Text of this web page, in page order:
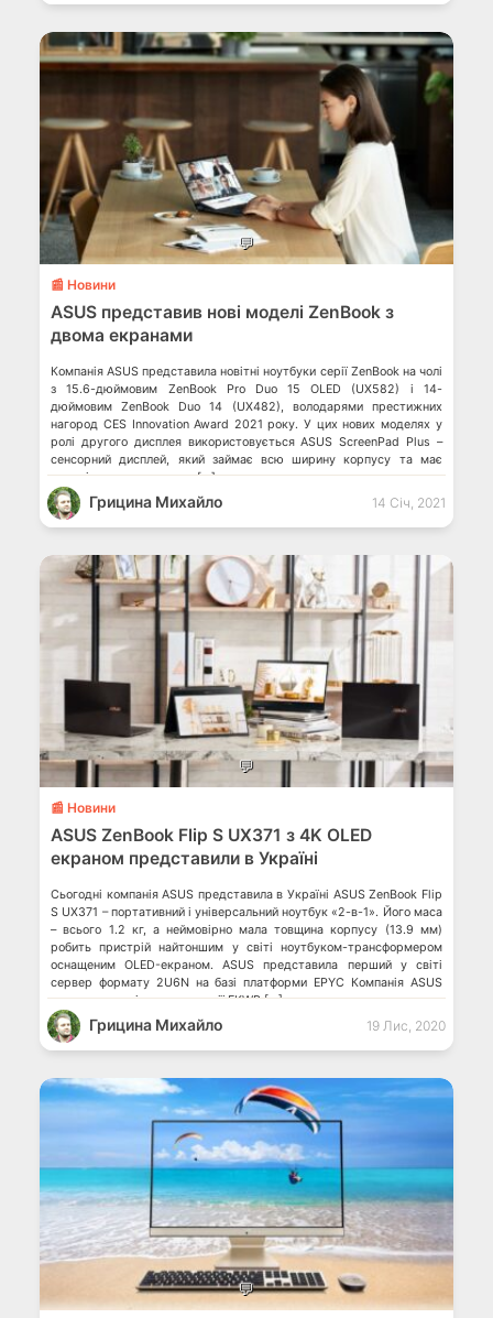
💬
📰 Новини
ASUS представив нові моделі ZenBook з
двома екранами
Компанія ASUS представила новітні ноутбуки серії ZenBook на чолі
з 15.6-дюймовим ZenBook Pro Duo 15 OLED (UX582) і 14-
дюймовим ZenBook Duo 14 (UX482), володарями престижних
нагород CES Innovation Award 2021 року. У цих нових моделях у
ролі другого дисплея використовується ASUS ScreenPad Plus –
сенсорний дисплей, який займає всю ширину корпусу та має
механізм автоматичного […]
Грицина Михайло 14 Січ, 2021
💬
📰 Новини
ASUS ZenBook Flip S UX371 з 4K OLED
екраном представили в Україні
Сьогодні компанія ASUS представила в Україні ASUS ZenBook Flip
S UX371 – портативний і універсальний ноутбук «2-в-1». Його маса
– всього 1.2 кг, а неймовірно мала товщина корпусу (13.9 мм)
робить пристрій найтоншим у світі ноутбуком-трансформером
оснащеним OLED-екраном. ASUS представила перший у світі
сервер формату 2U6N на базі платформи EPYC Компанія ASUS
представила відеокарти серії EKWB […]
Грицина Михайло 19 Лис, 2020
💬